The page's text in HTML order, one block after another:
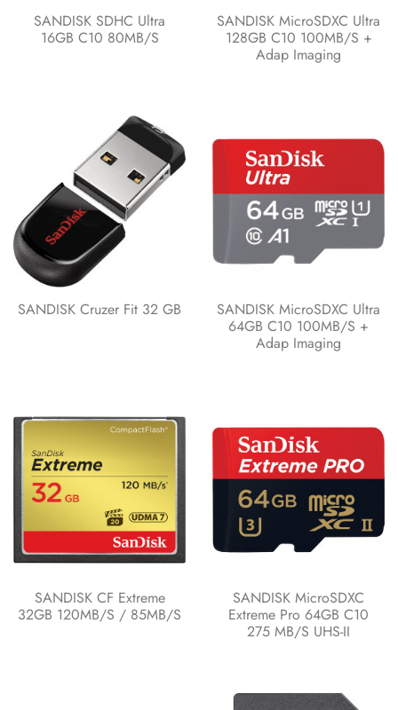
SANDISK SDHC Ultra
16GB C10 80MB/s
SANDISK MicroSDXC Ultra
128GB C10 100MB/s +
Adap Imaging
SANDISK Cruzer Fit 32 GB
SANDISK MicroSDXC Ultra
64GB C10 100MB/s +
Adap Imaging
SANDISK CF Extreme
32GB 120MB/s / 85MB/s
SANDISK MicroSDXC
Extreme Pro 64GB C10
275 MB/s UHS-II